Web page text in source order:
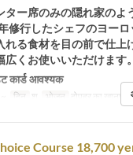
ー席のみの隠れ家のよ
修行したシェフのヨー
れる食材を目の前で仕上
くお使いいただけます。
कार्ड आवश्यक
दिन श भोजन दोपहर का खाना
Course 18,700